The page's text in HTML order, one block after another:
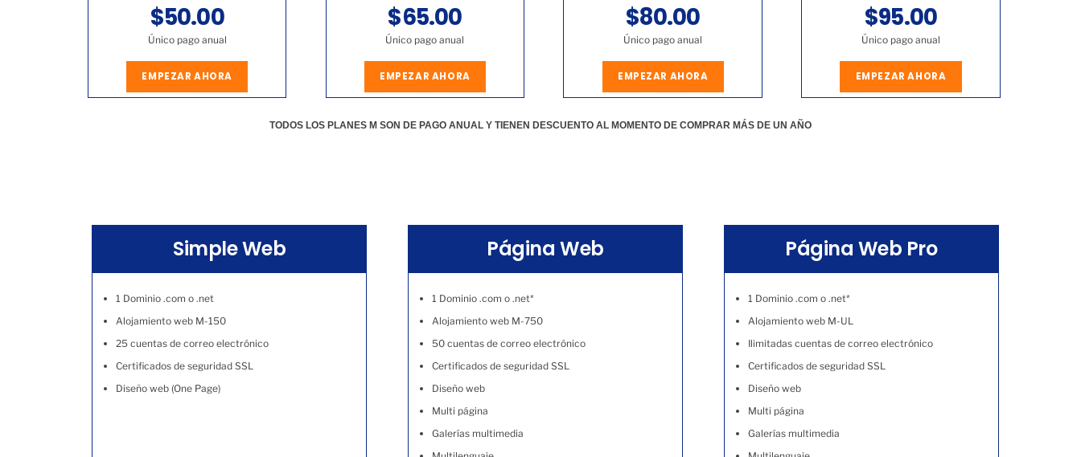
$50.00
Único pago anual
EMPEZAR AHORA
$65.00
Único pago anual
EMPEZAR AHORA
$80.00
Único pago anual
EMPEZAR AHORA
$95.00
Único pago anual
EMPEZAR AHORA
TODOS LOS PLANES M SON DE PAGO ANUAL Y TIENEN DESCUENTO AL MOMENTO DE COMPRAR MÁS DE UN AÑO
Simple Web
1 Dominio .com o .net
Alojamiento web M-150
25 cuentas de correo electrónico
Certificados de seguridad SSL
Diseño web (One Page)
Página Web
1 Dominio .com o .net*
Alojamiento web M-750
50 cuentas de correo electrónico
Certificados de seguridad SSL
Diseño web
Multi página
Galerías multimedia
Página Web Pro
1 Dominio .com o .net*
Alojamiento web M-UL
Ilimitadas cuentas de correo electrónico
Certificados de seguridad SSL
Diseño web
Multi página
Galerías multimedia